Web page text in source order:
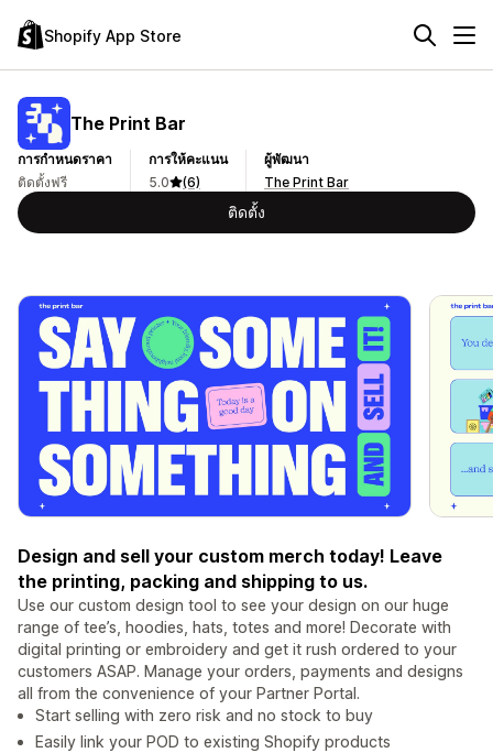
Shopify App Store
The Print Bar
การกำหนดราคา
ติดตั้งฟรี
การให้คะแนน
5.0
(6)
ผู้พัฒนา
The Print Bar
ติดตั้ง
Design and sell your custom merch today! Leave
the printing, packing and shipping to us.
Use our custom design tool to see your design on our huge
range of tee’s, hoodies, hats, totes and more! Decorate with
digital printing or embroidery and get it rush ordered to your
customers ASAP. Manage your orders, payments and designs
all from the convenience of your Partner Portal.
Start selling with zero risk and no stock to buy
Easily link your POD to existing Shopify products